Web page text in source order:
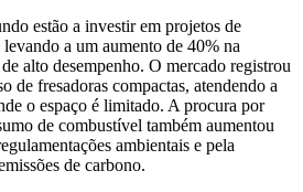
estão a investir em projetos de
a um aumento de 40% na
alto desempenho. O mercado registrou
de fresadoras compactas, atendendo a
o espaço é limitado. A procura por
de combustível também aumentou
ambientais e pela
de carbono.